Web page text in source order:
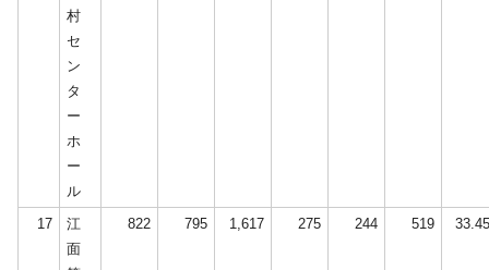
村
セ
ン
タ
ー
ホ
ー
ル
17
江
面
822 795 1,617 275 244 519 33.45